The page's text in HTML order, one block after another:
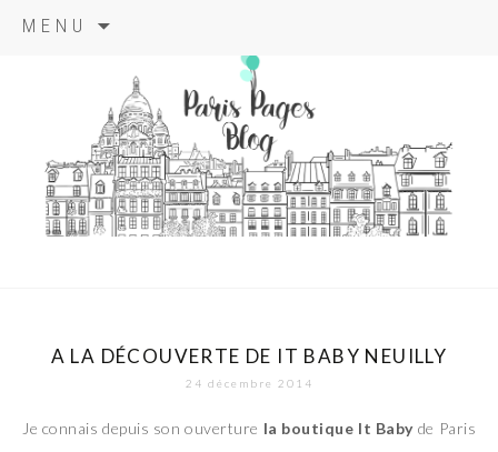
MENU
principal
paris pages
blog
A LA DÉCOUVERTE DE IT BABY NEUILLY
24 décembre 2014
Je connais depuis son ouverture la boutique It Babyde Paris